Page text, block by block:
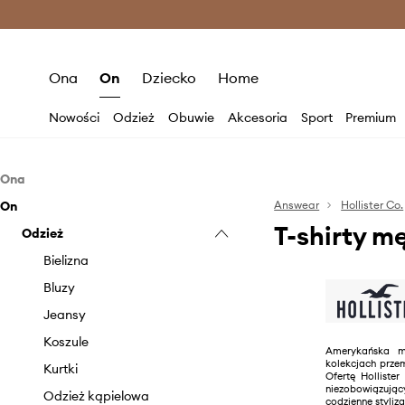
Ona On Dziecko Home
Nowości Odzież Obuwie Akcesoria Sport Premium
Ona
Bielizna
Bluzki i koszule
Bluzy
Jeansy
Kombinezony
Kurtki
Marynarki i kamizelki
Akcesoria
Szaliki i chusty
Torebki
On
Odzież
Bielizna
Bluzy
Jeansy
Koszule
Kurtki
Odzież kąpielowa
Answear Hollister Co.
T-shirty
Amerykańska
kolekcjach
Ofertę Hollister
codzienne